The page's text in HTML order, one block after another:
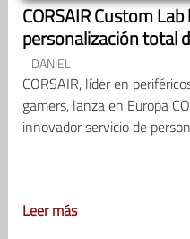
CORSAIR Custom
personalización total
DANIEL
CORSAIR, líder en
gamers, lanza en Europa
innovador servicio de
Leer más